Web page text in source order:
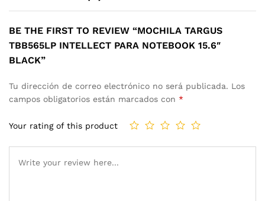
BE THE FIRST TO REVIEW “MOCHILA TARGUS
TBB565LP INTELLECT PARA NOTEBOOK 15.6″
BLACK”
Tu dirección de correo electrónico no será publicada. Los
campos obligatorios están marcados con *
Your rating of this product